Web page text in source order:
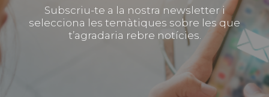
Subscriu-te a la nostra newsletter i
selecciona les temàtiques sobre les que
t’agradaria rebre notícies.